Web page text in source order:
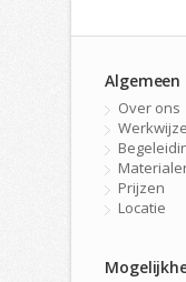
Algemeen
Over ons
Werkwijze
Prijzen
Locatie